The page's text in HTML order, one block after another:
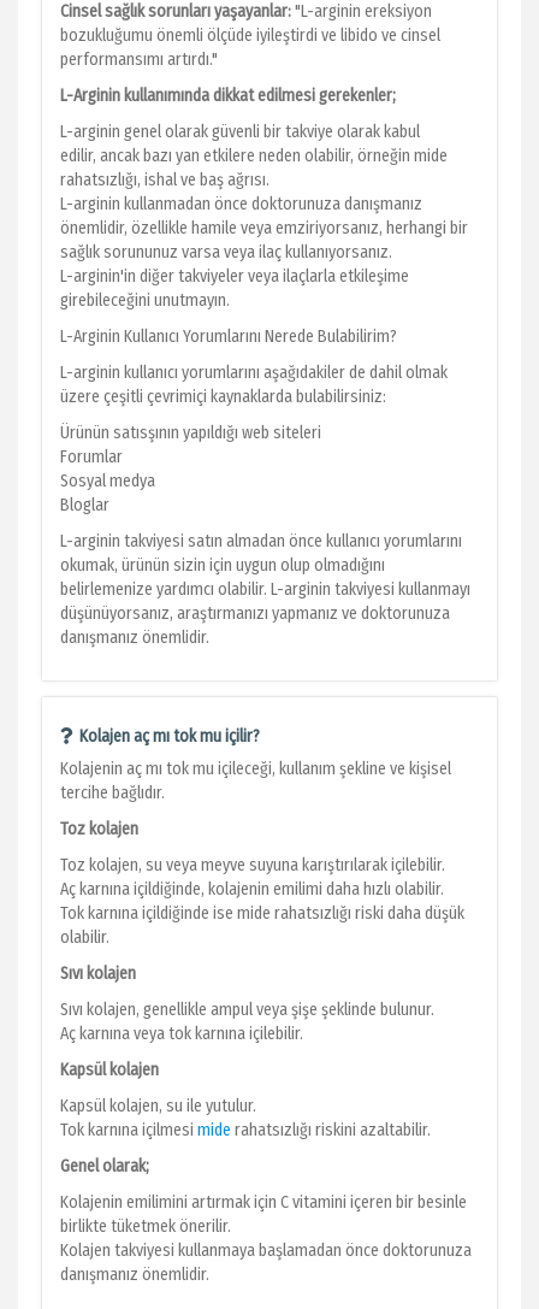
Cinsel sağlık sorunları yaşayanlar:"L-arginin ereksiyon
bozukluğumu önemli ölçüde iyileştirdi ve libido ve cinsel
performansımı artırdı."
L-Arginin kullanımında dikkat edilmesi gerekenler;
L-arginin genel olarak güvenli bir takviye olarak kabul
edilir, ancak bazı yan etkilere neden olabilir, örneğin mide
rahatsızlığı, ishal ve baş ağrısı.
L-arginin kullanmadan önce doktorunuza danışmanız
önemlidir, özellikle hamile veya emziriyorsanız, herhangi bir
sağlık sorununuz varsa veya ilaç kullanıyorsanız.
L-arginin'in diğer takviyeler veya ilaçlarla etkileşime
girebileceğini unutmayın.
L-Arginin Kullanıcı Yorumlarını Nerede Bulabilirim?
L-arginin kullanıcı yorumlarını aşağıdakiler de dahil olmak
üzere çeşitli çevrimiçi kaynaklarda bulabilirsiniz:
Ürünün satısşının yapıldığı web siteleri
Forumlar
Sosyal medya
Bloglar
L-arginin takviyesi satın almadan önce kullanıcı yorumlarını
okumak, ürünün sizin için uygun olup olmadığını
belirlemenize yardımcı olabilir. L-arginin takviyesi kullanmayı
düşünüyorsanız, araştırmanızı yapmanız ve doktorunuza
danışmanız önemlidir.
Kolajen aç mı tok mu içilir?
Kolajenin aç mı tok mu içileceği, kullanım şekline ve kişisel
tercihe bağlıdır.
Toz kolajen
Toz kolajen, su veya meyve suyuna karıştırılarak içilebilir.
Aç karnına içildiğinde, kolajenin emilimi daha hızlı olabilir.
Tok karnına içildiğinde ise mide rahatsızlığı riski daha düşük
olabilir.
Sıvı kolajen
Sıvı kolajen, genellikle ampul veya şişe şeklinde bulunur.
Aç karnına veya tok karnına içilebilir.
Kapsül kolajen
Kapsül kolajen, su ile yutulur.
Tok karnına içilmesi mide rahatsızlığı riskini azaltabilir.
Genel olarak;
Kolajenin emilimini artırmak için C vitamini içeren bir besinle
birlikte tüketmek önerilir.
Kolajen takviyesi kullanmaya başlamadan önce doktorunuza
danışmanız önemlidir.